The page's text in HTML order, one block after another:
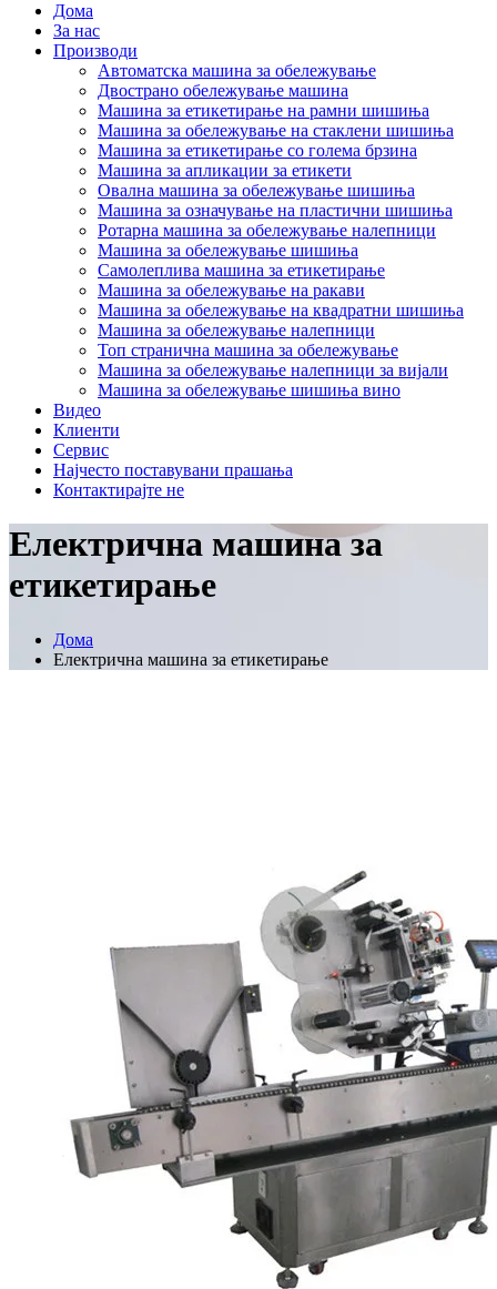
Дома
За нас
Производи
Автоматска машина за обележување
Двострано обележување машина
Машина за етикетирање на рамни шишиња
Машина за обележување на стаклени шишиња
Машина за етикетирање со голема брзина
Машина за апликации за етикети
Овална машина за обележување шишиња
Машина за означување на пластични шишиња
Ротарна машина за обележување налепници
Машина за обележување шишиња
Самолеплива машина за етикетирање
Машина за обележување на ракави
Машина за обележување на квадратни шишиња
Машина за обележување налепници
Топ странична машина за обележување
Машина за обележување налепници за вијали
Машина за обележување шишиња вино
Видео
Клиенти
Сервис
Најчесто поставувани прашања
Контактирајте не
Електрична машина за
етикетирање
Дома
Електрична машина за етикетирање